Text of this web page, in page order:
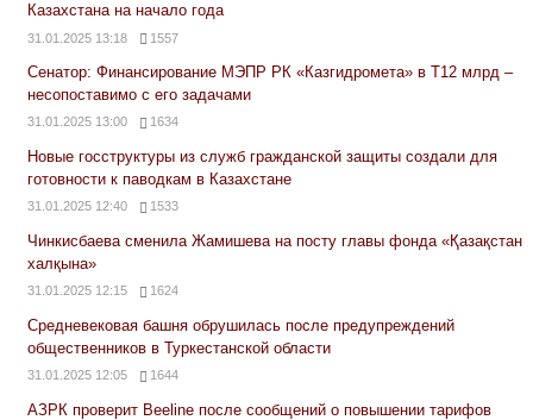
Казахстана на начало года
31.01.2025 13:18 1557
Сенатор: Финансирование МЭПР РК «Казгидромета» в Т12 млрд –
несопоставимо с его задачами
31.01.2025 13:00 1634
Новые госструктуры из служб гражданской защиты создали для
готовности к паводкам в Казахстане
31.01.2025 12:40 1533
Чинкисбаева сменила Жамишева на посту главы фонда «Қазақстан
халқына»
31.01.2025 12:15 1624
Средневековая башня обрушилась после предупреждений
общественников в Туркестанской области
31.01.2025 12:05 1644
АЗРК проверит Beeline после сообщений о повышении тарифов